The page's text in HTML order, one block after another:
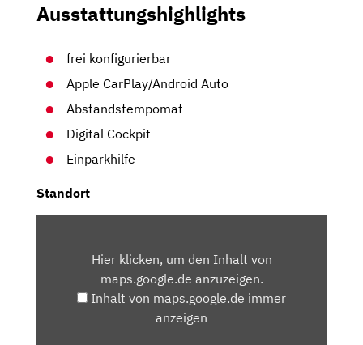
Ausstattungshighlights
frei konfigurierbar
Apple CarPlay/Android Auto
Abstandstempomat
Digital Cockpit
Einparkhilfe
Standort
MAPS.GOOGLE.DEHier klicken, um den Inhalt von
maps.google.de anzuzeigen.
Inhalt von maps.google.de immer
anzeigen